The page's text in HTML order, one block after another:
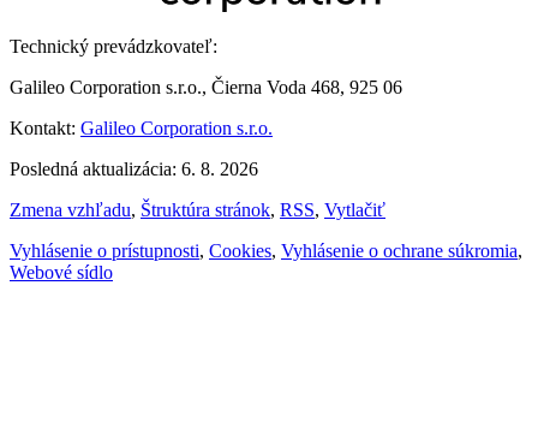
Technický prevádzkovateľ:
Galileo Corporation s.r.o., Čierna Voda 468, 925 06
Kontakt: Galileo Corporation s.r.o.
Posledná aktualizácia: 6. 8. 2026
Zmena vzhľadu, Štruktúra stránok, RSS, Vytlačiť
Vyhlásenie o prístupnosti, Cookies, Vyhlásenie o ochrane súkromia,
Webové sídlo